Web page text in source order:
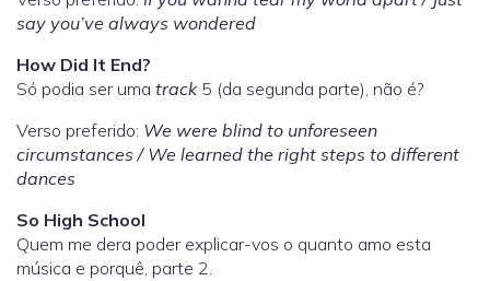
say you’ve always wondered
How Did It End?
Só podia ser uma track5 (da segunda parte), não é?
Verso preferido: We were blind to unforeseen
circumstances / We learned thе right steps to different
dancеs
So High School
Quem me dera poder explicar-vos o quanto amo esta
música e porquê, parte 2.